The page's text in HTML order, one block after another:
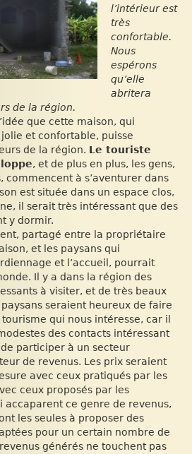
l’intérieur est
très
confortable.
Nous
espérons
qu’elle
abritera
de la région.
que cette maison, qui
et confortable, puisse
de la région. Le touriste
, et de plus en plus, les gens,
commencent à s’aventurer dans
est située dans un espace clos,
il serait très intéressant que des
y dormir.
partagé entre la propriétaire
et les paysans qui
et l’accueil, pourrait
Il y a dans la région des
à visiter, et de très beaux
seraient heureux de faire
tourisme qui nous intéresse, car il
des contacts intéressant
participer à un secteur
de revenus. Les prix seraient
avec ceux pratiqués par les
ceux proposés par les
accaparent ce genre de revenus,
les seules à proposer des
pour un certain nombre de
générés ne touchent pas